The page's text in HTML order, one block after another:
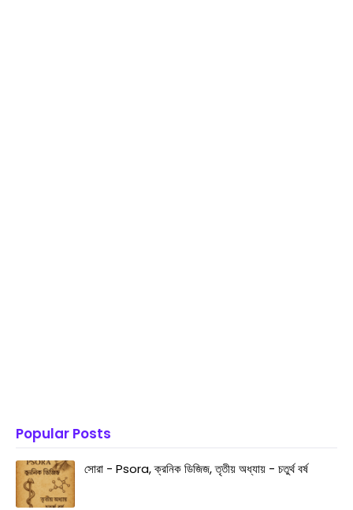
Popular Posts
সোরা - Psora, ক্রনিক ডিজিজ, তৃতীয় অধ্যায় - চতুর্থ বর্ষ